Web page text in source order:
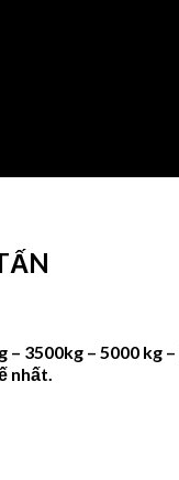
– 3500kg – 5000 kg –
nhất.